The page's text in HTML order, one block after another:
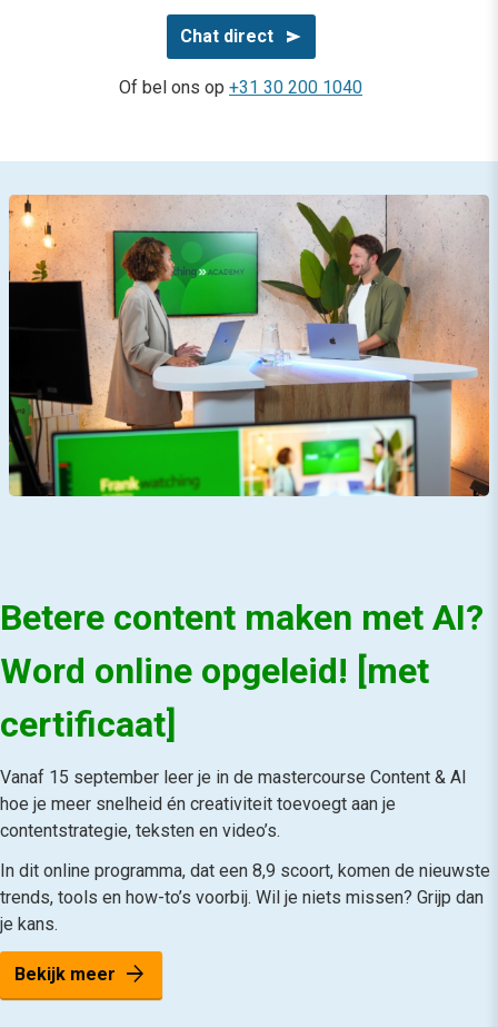
Chat direct
Of bel ons op +31 30 200 1040
Betere content maken met AI?
Word online opgeleid! [met
certificaat]
Vanaf 15 september leer je in de mastercourse Content & AI
hoe je meer snelheid én creativiteit toevoegt aan je
contentstrategie, teksten en video’s.
In dit online programma, dat een 8,9 scoort, komen de nieuwste
trends, tools en how-to’s voorbij. Wil je niets missen? Grijp dan
je kans.
Bekijk meer arrow_forward